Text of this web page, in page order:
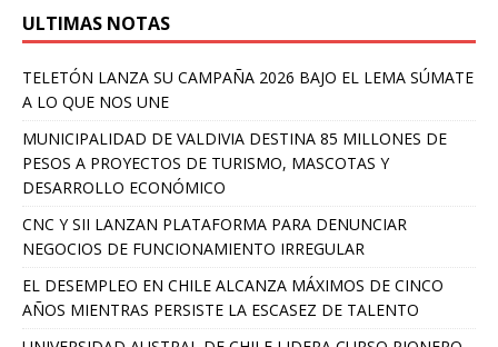
ULTIMAS NOTAS
TELETÓN LANZA SU CAMPAÑA 2026 BAJO EL LEMA SÚMATE
A LO QUE NOS UNE
MUNICIPALIDAD DE VALDIVIA DESTINA 85 MILLONES DE
PESOS A PROYECTOS DE TURISMO, MASCOTAS Y
DESARROLLO ECONÓMICO
CNC Y SII LANZAN PLATAFORMA PARA DENUNCIAR
NEGOCIOS DE FUNCIONAMIENTO IRREGULAR
EL DESEMPLEO EN CHILE ALCANZA MÁXIMOS DE CINCO
AÑOS MIENTRAS PERSISTE LA ESCASEZ DE TALENTO